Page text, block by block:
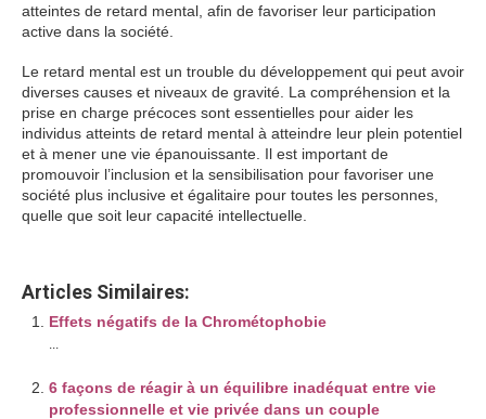
atteintes de retard mental, afin de favoriser leur participation
active dans la société.
Le retard mental est un trouble du développement qui peut avoir
diverses causes et niveaux de gravité. La compréhension et la
prise en charge précoces sont essentielles pour aider les
individus atteints de retard mental à atteindre leur plein potentiel
et à mener une vie épanouissante. Il est important de
promouvoir l’inclusion et la sensibilisation pour favoriser une
société plus inclusive et égalitaire pour toutes les personnes,
quelle que soit leur capacité intellectuelle.
Articles Similaires:
Effets négatifs de la Chrométophobie
...
6 façons de réagir à un équilibre inadéquat entre vie
professionnelle et vie privée dans un couple